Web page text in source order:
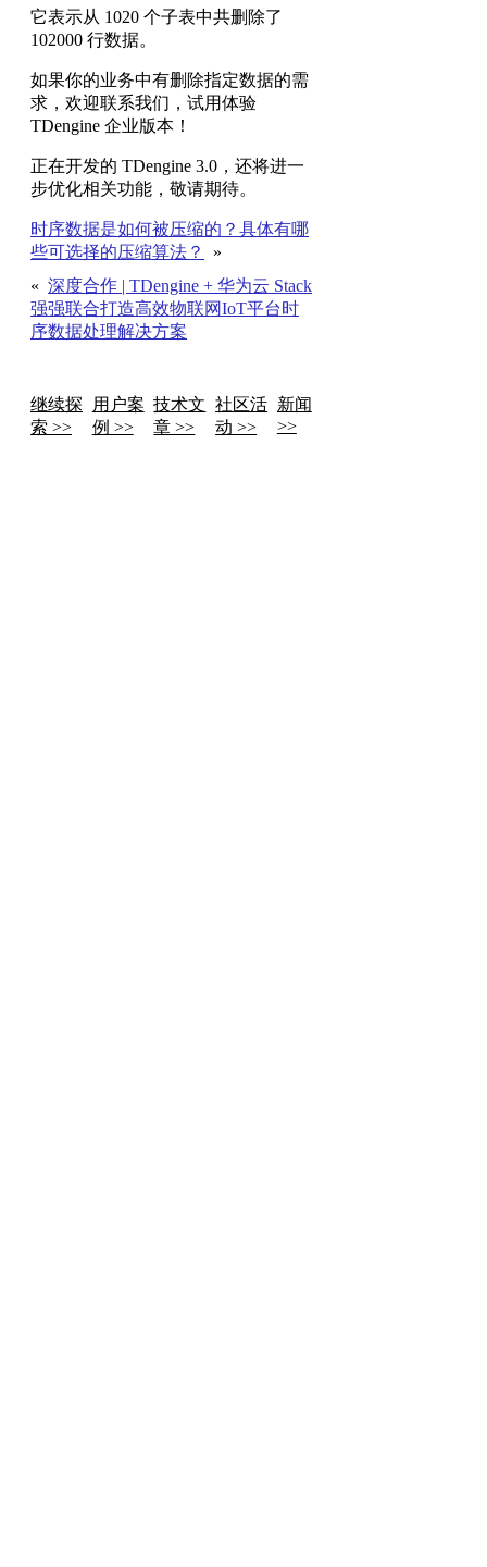
它表示从 1020 个子表中共删除了
102000 行数据。
如果你的业务中有删除指定数据的需
求，欢迎联系我们，试用体验
TDengine 企业版本！
正在开发的 TDengine 3.0，还将进一
步优化相关功能，敬请期待。
时序数据是如何被压缩的？具体有哪
些可选择的压缩算法？
»
« 深度合作 | TDengine + 华为云 Stack
强强联合打造高效物联网IoT平台时
序数据处理解决方案
继续探
索 >>
用户案
例 >>
技术文
章 >>
社区活
动 >>
新闻
>>